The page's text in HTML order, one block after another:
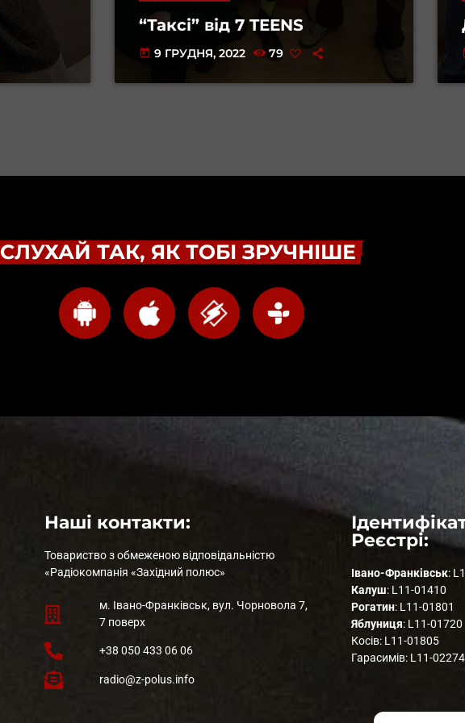
“Таксі” від 7 TEENS
today 9 ГРУДНЯ, 2022 79
СЛУХАЙ ТАК, ЯК ТОБІ ЗРУЧНІШЕ
Наші контакти:
Товариство з обмеженою відповідальністю
«Радіокомпанія «Західний полюс»
м. Івано-Франківськ, вул. Чорновола 7,
7 поверх
+38 050 433 06 06
radio@z-polus.info
Реєстрі:
Івано-Франківськ:
Калуш: L11-01410
Рогатин: L11-01801
Яблуниця: L11-01720
Косів: L11-01805
Гарасимів: L11-02274